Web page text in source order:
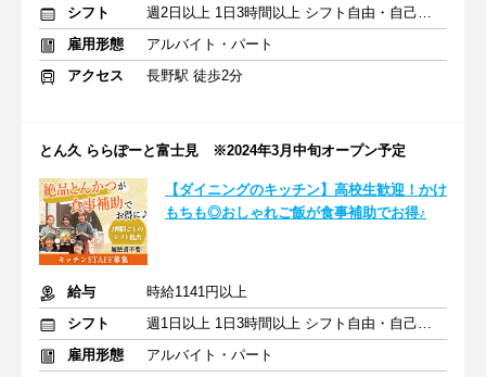
シフト
週2日以上 1日3時間以上 シフト自由・自己申告
雇用形態
アルバイト・パート
アクセス
長野駅 徒歩2分
とん久 ららぽーと富士見 ※2024年3月中旬オープン予定
【ダイニングのキッチン】高校生歓迎！かけ
もちも◎おしゃれご飯が食事補助でお得♪
給与
時給1141円以上
シフト
週1日以上 1日3時間以上 シフト自由・自己申告
雇用形態
アルバイト・パート